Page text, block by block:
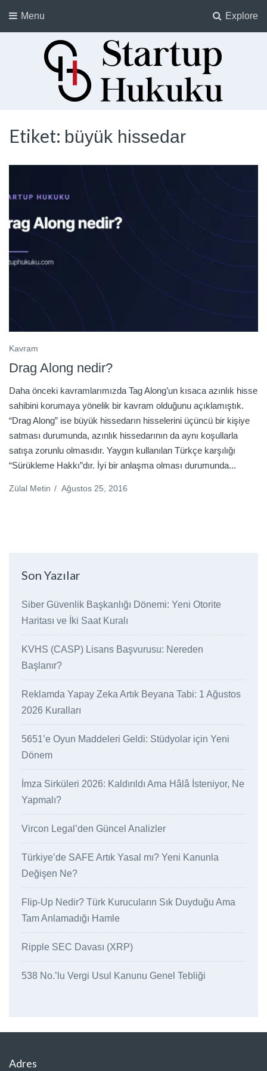
Explore
Menu
Etiket: büyük hissedar
Kavram
Drag Along nedir?
Daha önceki kavramlarımızda Tag Along’un kısaca azınlık hisse
sahibini korumaya yönelik bir kavram olduğunu açıklamıştık.
“Drag Along” ise büyük hissedarın hisselerini üçüncü bir kişiye
satması durumunda, azınlık hissedarının da aynı koşullarla
satışa zorunlu olmasıdır. Yaygın kullanılan Türkçe karşılığı
“Sürükleme Hakkı”dır. İyi bir anlaşma olması durumunda...
Zülal Metin / Ağustos 25, 2016
Son Yazılar
Siber Güvenlik Başkanlığı Dönemi: Yeni Otorite
Haritası ve İki Saat Kuralı
KVHS (CASP) Lisans Başvurusu: Nereden
Başlanır?
Reklamda Yapay Zeka Artık Beyana Tabi: 1 Ağustos
2026 Kuralları
5651’e Oyun Maddeleri Geldi: Stüdyolar için Yeni
Dönem
İmza Sirküleri 2026: Kaldırıldı Ama Hâlâ İsteniyor, Ne
Yapmalı?
Vircon Legal’den Güncel Analizler
Türkiye’de SAFE Artık Yasal mı? Yeni Kanunla
Değişen Ne?
Flip-Up Nedir? Türk Kurucuların Sık Duyduğu Ama
Tam Anlamadığı Hamle
Ripple SEC Davası (XRP)
538 No.’lu Vergi Usul Kanunu Genel Tebliği
Adres